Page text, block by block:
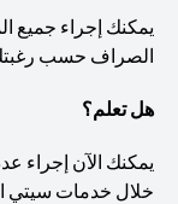
يمكنك إجراء جميع
الصراف حسب
هل تعلم؟
يمكنك الآن إجراء
خلال خدمات سيتي